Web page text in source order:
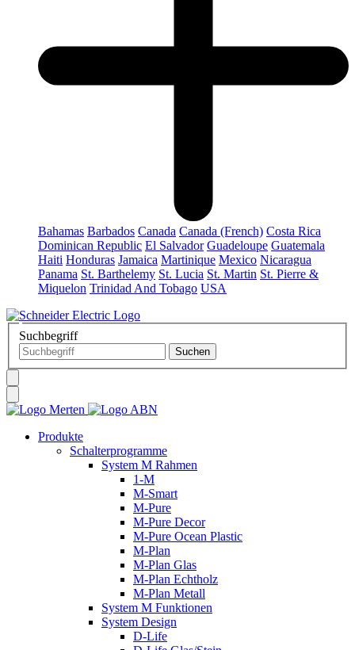
Bahamas Barbados Canada Canada (French) Costa Rica
Dominican Republic El Salvador Guadeloupe Guatemala
Haiti Honduras Jamaica Martinique Mexico Nicaragua
Panama St. Barthelemy St. Lucia St. Martin St. Pierre &
Miquelon Trinidad And Tobago USA
Suchbegriff
Produkte
Schalterprogramme
System M Rahmen
1-M
M-Smart
M-Pure
M-Pure Decor
M-Pure Ocean Plastic
M-Plan
M-Plan Glas
M-Plan Echtholz
M-Plan Metall
System M Funktionen
System Design
D-Life